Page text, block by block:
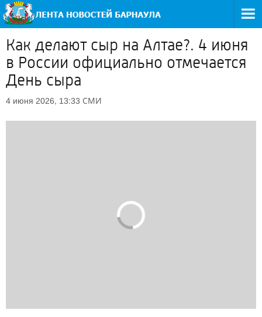
Как делают сыр на Алтае?. 4 июня
в России официально отмечается
День сыра
4 июня 2026, 13:33 СМИ